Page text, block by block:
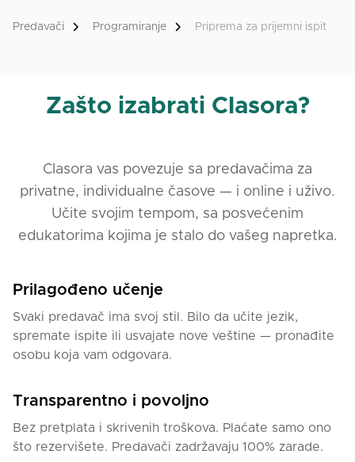
Predavači Programiranje Priprema za prijemni ispit
Zašto izabrati Clasora?
Clasora vas povezuje sa predavačima za
privatne, individualne časove — i online i uživo.
Učite svojim tempom, sa posvećenim
edukatorima kojima je stalo do vašeg napretka.
Prilagođeno učenje
Svaki predavač ima svoj stil. Bilo da učite jezik,
spremate ispite ili usvajate nove veštine — pronađite
osobu koja vam odgovara.
Transparentno i povoljno
Bez pretplata i skrivenih troškova. Plaćate samo ono
što rezervišete. Predavači zadržavaju 100% zarade.